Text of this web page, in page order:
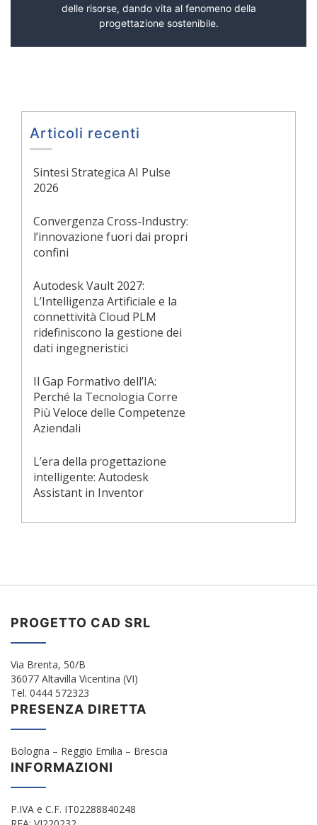
delle risorse, dando vita al fenomeno della
progettazione sostenibile.
Articoli recenti
Sintesi Strategica AI Pulse
2026
Convergenza Cross-Industry:
l’innovazione fuori dai propri
confini
Autodesk Vault 2027:
L’Intelligenza Artificiale e la
connettività Cloud PLM
ridefiniscono la gestione dei
dati ingegneristici
Il Gap Formativo dell’IA:
Perché la Tecnologia Corre
Più Veloce delle Competenze
Aziendali
L’era della progettazione
intelligente: Autodesk
Assistant in Inventor
PROGETTO CAD SRL
Via Brenta, 50/B
36077 Altavilla Vicentina (VI)
Tel. 0444 572323
PRESENZA DIRETTA
Bologna – Reggio Emilia – Brescia
INFORMAZIONI
P.IVA e C.F. IT02288840248